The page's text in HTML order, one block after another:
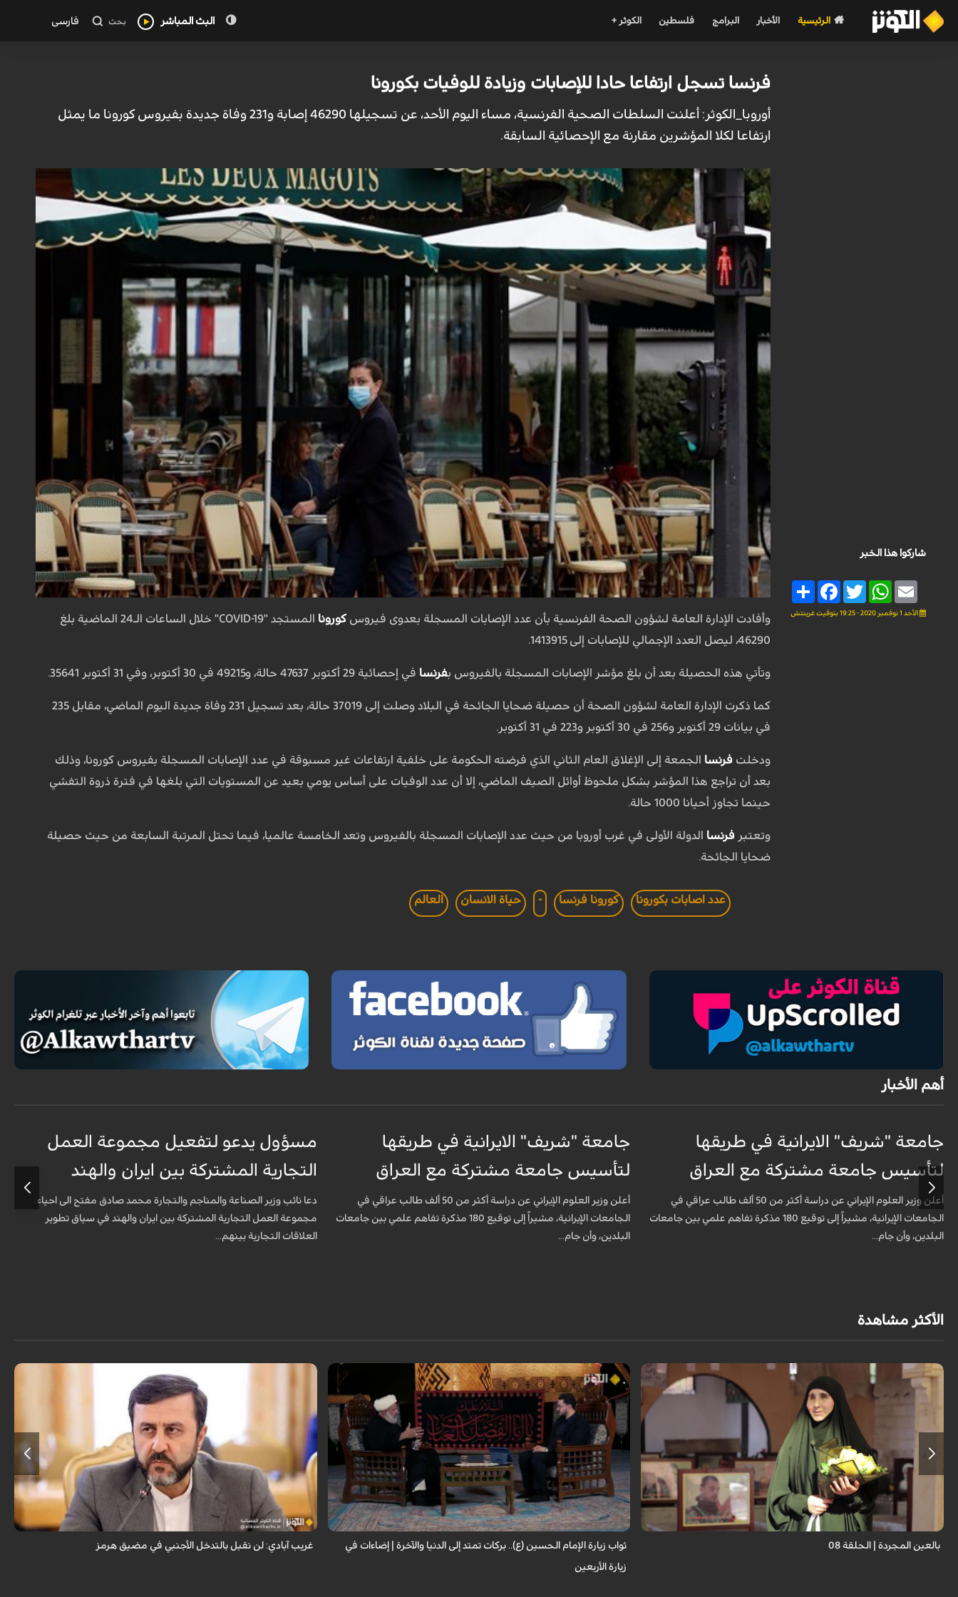
الرئيسية الأخبار البرامج فلسطين الكوثر + البث المباشر بحث فارسی
شاركوا هذا الخبر
Share
FacebookTwitter
WhatsAppEmail
الأحد 1 نوفمبر 2020 - 19:25 بتوقيت غرينتش
فرنسا تسجل ارتفاعا حادا للإصابات وزيادة للوفيات بكورونا
أوروبا_الكوثر: أعلنت السلطات الصحية الفرنسية، مساء اليوم الأحد، عن تسجيلها 46290 إصابة و231 وفاة جديدة بفيروس كورونا ما يمثل
ارتفاعا لكلا المؤشرين مقارنة مع الإحصائية السابقة.
وأفادت الإدارة العامة لشؤون الصحة الفرنسية بأن عدد الإصابات المسجلة بعدوى فيروس كورونا
المستجد "COVID-19" خلال الساعات الـ24 الماضية بلغ
46290، ليصل العدد الإجمالي للإصابات إلى 1413915.
وتأتي هذه الحصيلة بعد أن بلغ مؤشر الإصابات المسجلة بالفيروس بفرنسا في إحصائية 29 أكتوبر 47637 حالة، و49215 في 30 أكتوبر، وفي 31 أكتوبر 35641.
كما ذكرت الإدارة العامة لشؤون الصحة أن حصيلة ضحايا الجائحة في البلاد وصلت إلى 37019 حالة، بعد تسجيل 231 وفاة جديدة اليوم الماضي، مقابل 235
في بيانات 29 أكتوبر و256 في 30 أكتوبر و223 في 31 أكتوبر.
ودخلت فرنسا الجمعة إلى الإغلاق العام الثاني الذي فرضته الحكومة على خلفية ارتفاعات غير مسبوقة في عدد الإصابات المسجلة بفيروس كورونا، وذلك
بعد أن تراجع هذا المؤشر بشكل ملحوظ أوائل الصيف الماضي، إلا أن عدد الوفيات على أساس يومي بعيد عن المستويات التي بلغها في فترة ذروة التفشي
حينما تجاوز أحيانا 1000 حالة.
وتعتبر فرنسا الدولة الأولى في غرب أوروبا من حيث عدد الإصابات المسجلة بالفيروس وتعد الخامسة عالميا، فيما تحتل المرتبة السابعة من حيث حصيلة
ضحايا الجائحة.
عدد اصابات بكورونا كورونا فرنسا - حياة الانسان العالم
أهم الأخبار
جامعة "شريف" الايرانية في طريقها
لتأسيس جامعة مشتركة مع العراق
أعلن وزير العلوم الإيراني عن دراسة أكثر من 50 ألف طالب عراقي في
الجامعات الإيرانية، مشيراً إلى توقيع 180 مذكرة تفاهم علمي بين جامعات
البلدين، وأن جام...
جامعة "شريف" الايرانية في طريقها
لتأسيس جامعة مشتركة مع العراق
أعلن وزير العلوم الإيراني عن دراسة أكثر من 50 ألف طالب عراقي في
الجامعات الإيرانية، مشيراً إلى توقيع 180 مذكرة تفاهم علمي بين جامعات
البلدين، وأن جام...
مسؤول يدعو لتفعيل مجموعة العمل
التجارية المشتركة بين ايران والهند
دعا نائب وزير الصناعة والمناجم والتجارة محمد صادق مفتح الى احياء
مجموعة العمل التجارية المشتركة بين ايران والهند في سياق تطوير
العلاقات التجارية بينهم...
الأكثر مشاهدة
برنامج "بالعين المجردة" هو توثيق إنسانيٌّ شجاعٌ للحياة تحت وطأة الحرب، حيث
نستمع فيه إلى شهاداتٍ حيّةٍ لأشخاص عايشوا التفجيرات والدمار، فنرى بعيونهم
بالعين المجردة | الحلقة 08
لا تقتصر زيارة الإمام الحسين (عليه السلام) على أداء شعيرةٍ إيمانية، بل تحمل في
طياتها ثوابًا عظيمًا وآثارًا مباركة تنعكس على حياة الزائر. فما هي النعم...
ثواب زيارة الإمام الحسين (ع).. بركات تمتد إلى الدنيا والآخرة | إضاءات في
زيارة الأربعين
قال نائب وزير الخارجية الإيراني كاظم غريب آبادي، إن إيران لن تقبل بالتدخل
الأجنبي في مضيق هرمز.
غريب آبادي: لن نقبل بالتدخل الأجنبي في مضيق هرمز